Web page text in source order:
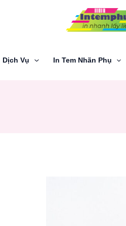
Dịch Vụ In Tem Nhãn Phụ